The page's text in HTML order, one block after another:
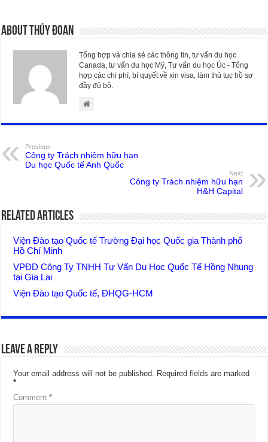
About Thúy Đoan
Tổng hợp và chia sẻ các thông tin, tư vấn du học
Canada, tư vấn du học Mỹ, Tư vấn du học Úc - Tổng
hợp các chi phí, bí quyết về xin visa, làm thủ tục hồ sơ
đầy đủ bộ.
Previous
Công ty Trách nhiệm hữu hạn
Du học Quốc tế Anh Quốc
Next
Công ty Trách nhiệm hữu hạn
H&H Capital
Related Articles
Viện Đào tạo Quốc tế Trường Đại học Quốc gia Thành phố
Hồ Chí Minh
VPĐD Công Ty TNHH Tư Vấn Du Học Quốc Tế Hồng Nhung
tại Gia Lai
Viện Đào tạo Quốc tế, ĐHQG-HCM
Leave a Reply
Your email address will not be published. Required fields are marked
*
Comment*